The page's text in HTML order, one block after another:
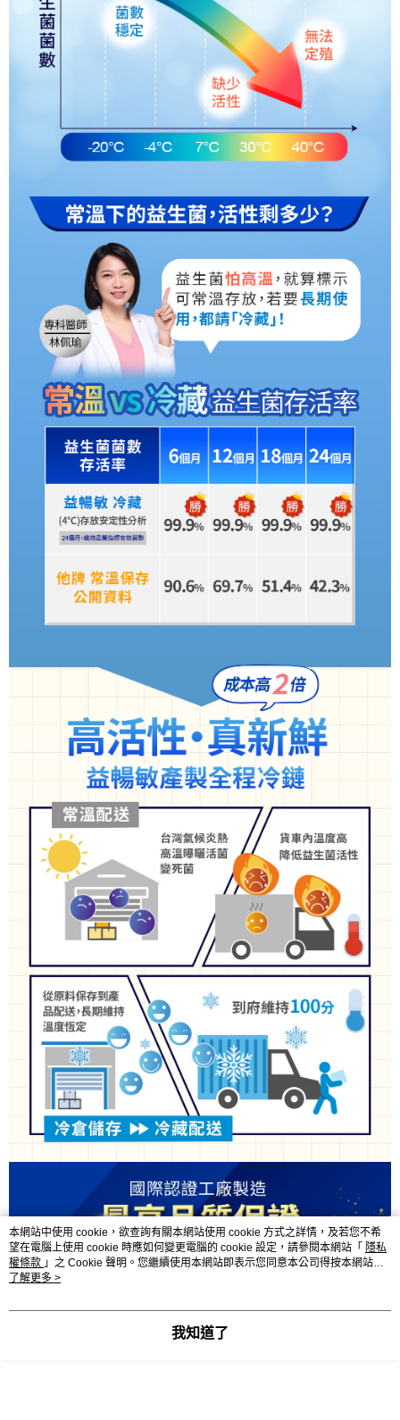
本網站中使用 cookie，欲查詢有關本網站使用 cookie 方式之詳情，及若您不希
望在電腦上使用 cookie 時應如何變更電腦的 cookie 設定，請參閱本網站「 隱私
權條款 」之 Cookie 聲明。您繼續使用本網站即表示您同意本公司得按本網站使
用條款之 Cookie 聲明使用 cookie。
了解更多 >
我知道了